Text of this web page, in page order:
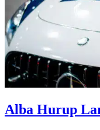
Alba Hurup